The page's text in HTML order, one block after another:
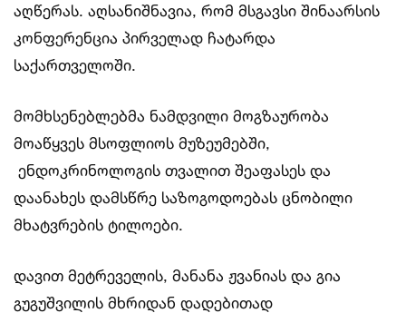
აღწერას. აღსანიშნავია, რომ მსგავსი შინაარსის
კონფერენცია პირველად ჩატარდა
საქართველოში.
მომხსენებლებმა ნამდვილი მოგზაურობა
მოაწყვეს მსოფლიოს მუზეუმებში,
ენდოკრინოლოგის თვალით შეაფასეს და
დაანახეს დამსწრე საზოგოდოებას ცნობილი
მხატვრების ტილოები.
დავით მეტრეველის, მანანა ჟვანიას და გია
გუგუშვილის მხრიდან დადებითად